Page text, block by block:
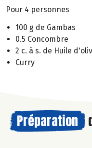
Pour 4 personnes
100 g de Gambas
0.5 Concombre
2 c. à s. de Huile
Curry
Préparation